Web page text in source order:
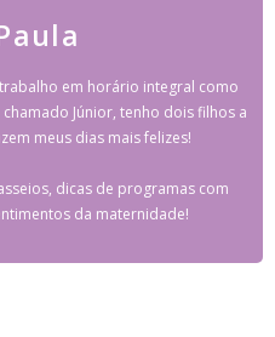
em horário integral como
Júnior, tenho dois filhos a
meus dias mais felizes!
dicas de programas com
da maternidade!